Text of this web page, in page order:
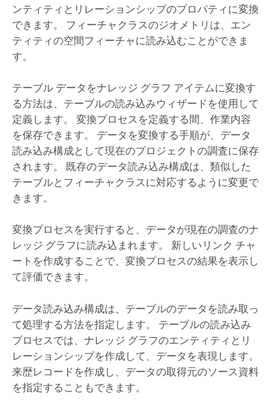
ンティティとリレーションシップのプロパティに変換
できます。 フィーチャクラスのジオメトリは、エン
ティティの空間フィーチャに読み込むことができま
す。
テーブル データをナレッジ グラフ アイテムに変換す
る方法は、テーブルの読み込みウィザードを使用して
定義します。 変換プロセスを定義する間、作業内容
を保存できます。 データを変換する手順が、データ
読み込み構成として現在のプロジェクトの調査に保存
されます。 既存のデータ読み込み構成は、類似した
テーブルとフィーチャクラスに対応するように変更で
きます。
変換プロセスを実行すると、データが現在の調査のナ
レッジ グラフに読み込まれます。 新しいリンク チャ
ートを作成することで、変換プロセスの結果を表示し
て評価できます。
データ読み込み構成は、テーブルのデータを読み取っ
て処理する方法を指定します。 テーブルの読み込み
プロセスでは、ナレッジ グラフのエンティティとリ
レーションシップを作成して、データを表現します。
来歴レコードを作成し、データの取得元のソース資料
を指定することもできます。